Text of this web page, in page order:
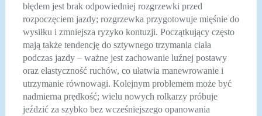
błędem jest brak odpowiedniej rozgrzewki przed
rozpoczęciem jazdy; rozgrzewka przygotowuje mięśnie do
wysiłku i zmniejsza ryzyko kontuzji. Początkujący często
mają także tendencję do sztywnego trzymania ciała
podczas jazdy – ważne jest zachowanie luźnej postawy
oraz elastyczność ruchów, co ułatwia manewrowanie i
utrzymanie równowagi. Kolejnym problemem może być
nadmierna prędkość; wielu nowych rolkarzy próbuje
jeździć za szybko bez wcześniejszego opanowania